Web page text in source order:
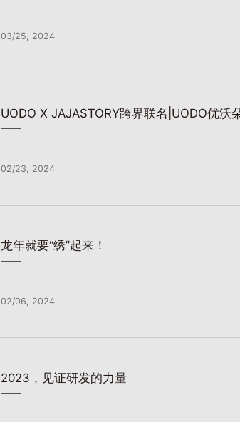
03/25, 2024
UODO X JAJASTORY跨界联名|UODO优沃
02/23, 2024
龙年就要“绣”起来！
02/06, 2024
2023，见证研发的力量